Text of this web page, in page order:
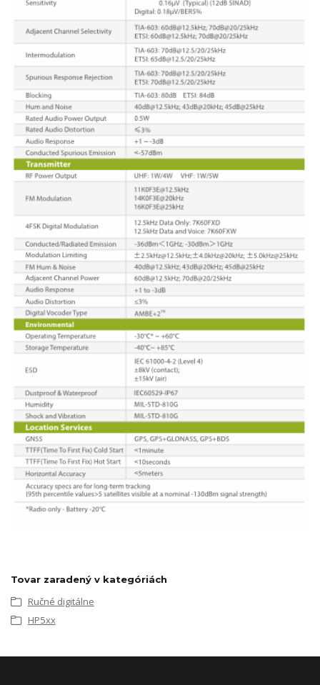
Tovar zaradený v kategóriách
Ručné digitálne
HP5xx